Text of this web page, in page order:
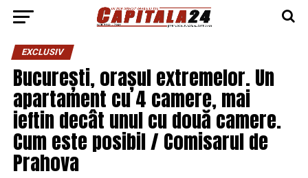
EXCLUSIV
București, orașul extremelor. Un
apartament cu 4 camere, mai
ieftin decât unul cu două camere.
Cum este posibil / Comisarul de
Prahova